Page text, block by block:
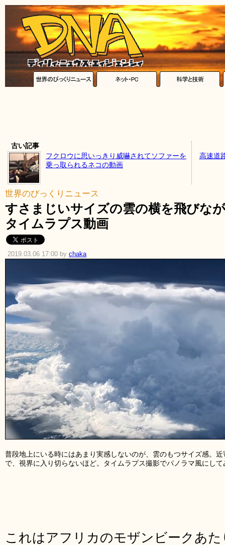
古い記事
フクロウに思いっきり威嚇されてソファーを
乗っ取られるネコの動画
高速道
世界のびっくりニュース
すさまじいサイズの雲の横を飛びな
タイムラプス動画
2019.03.06 17:00 by chaka
普段地上にいる時にはあまり実感しないのが、雲のもつサイズ感。
で、視界に入り切らないほど。タイムラプス撮影でパノラマ風にし
これはアフリカのモザンビークあ